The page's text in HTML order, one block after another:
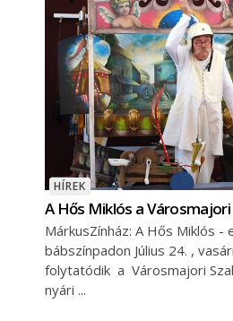
HÍREK
A Hős Miklós a
MárkusZínház: A Hős Miklós -
bábszínpadon Július 24. ,
folytatódik a Városmajori
nyári